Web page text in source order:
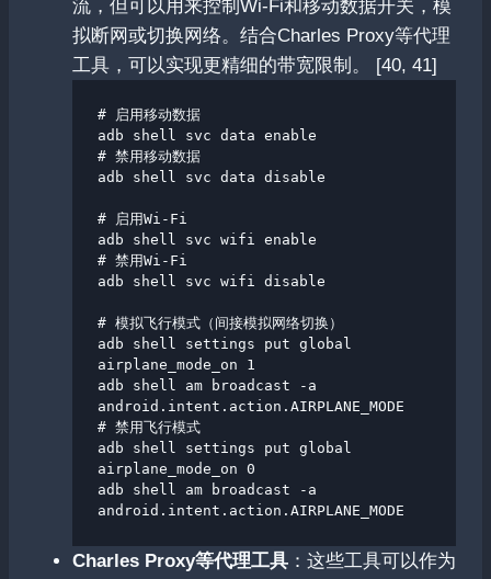
流，但可以用来控制Wi-Fi和移动数据开关，模
拟断网或切换网络。结合Charles Proxy等代理
工具，可以实现更精细的带宽限制。 [40, 41]
# 启用移动数据
adb shell svc data enable
# 禁用移动数据
adb shell svc data disable
# 启用Wi-Fi
adb shell svc wifi enable
# 禁用Wi-Fi
adb shell svc wifi disable
# 模拟飞行模式（间接模拟网络切换）
adb shell settings put global
airplane_mode_on 1
adb shell am broadcast -a
android.intent.action.AIRPLANE_MODE
# 禁用飞行模式
adb shell settings put global
airplane_mode_on 0
adb shell am broadcast -a
Charles Proxy等代理工具 ：这些工具可以作为